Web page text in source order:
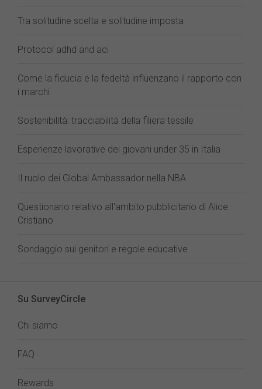
Tra solitudine scelta e solitudine imposta
Protocol adhd and aci
Come la fiducia e la fedeltà influenzano il rapporto con
i marchi
Sostenibilità: tracciabilità della filiera tessile
Esperienze lavorative dei giovani under 35 in Italia
Il ruolo dei Global Ambassador nella NBA
Questionario relativo all'ambito pubblicitario di Alice
Cristiano
Sondaggio sui genitori e regole educative
Su SurveyCircle
Chi siamo
FAQ
Rewards